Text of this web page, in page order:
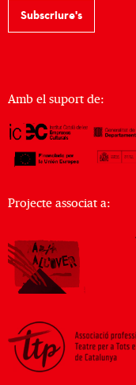
Subscriure's
Amb el suport de:
Projecte associat a: